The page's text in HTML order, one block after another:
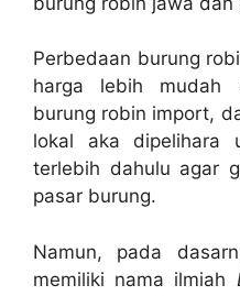
Perbedaan burung
harga lebih mudah
burung robin import,
lokal aka dipelihara
terlebih dahulu agar
pasar burung.
Namun, pada
memiliki nama ilmiah